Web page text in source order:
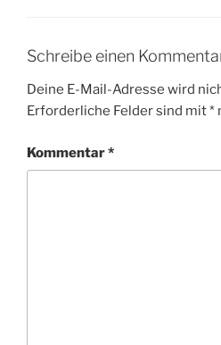
Schreibe einen
Deine E-Mail-Adresse wird
Erforderliche Felder sind mit*
Kommentar*